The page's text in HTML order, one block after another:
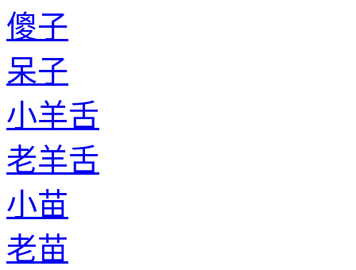
傻子
呆子
小羊舌
老羊舌
小苗
老苗